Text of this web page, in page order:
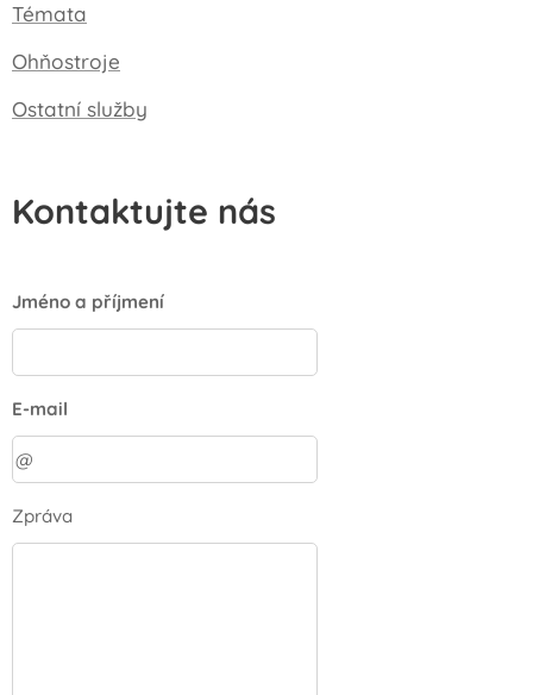
Témata
Ohňostroje
Ostatní služby
Kontaktujte nás
Jméno a příjmení
E-mail
Zpráva